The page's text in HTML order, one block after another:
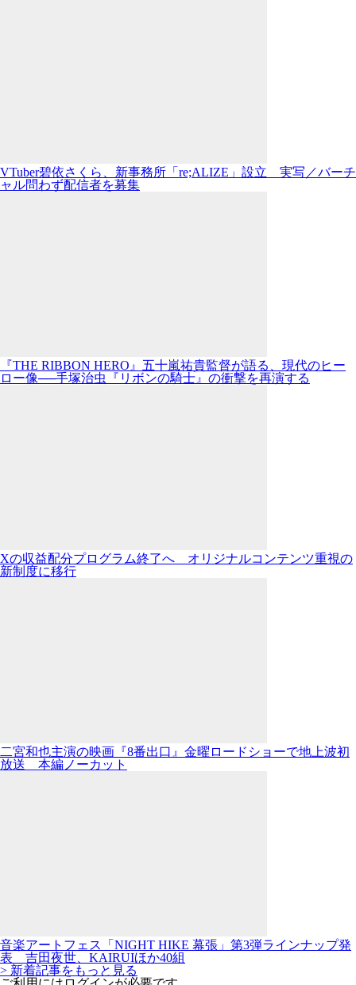
VTuber碧依さくら、新事務所「re;ALIZE」設立 実写／バーチ
ャル問わず配信者を募集
『THE RIBBON HERO』五十嵐祐貴監督が語る、現代のヒー
ロー像──手塚治虫『リボンの騎士』の衝撃を再演する
Xの収益配分プログラム終了へ オリジナルコンテンツ重視の
新制度に移行
二宮和也主演の映画『8番出口』金曜ロードショーで地上波初
放送 本編ノーカット
音楽アートフェス「NIGHT HIKE 幕張」第3弾ラインナップ発
表 吉田夜世、KAIRUIほか40組
> 新着記事をもっと見る